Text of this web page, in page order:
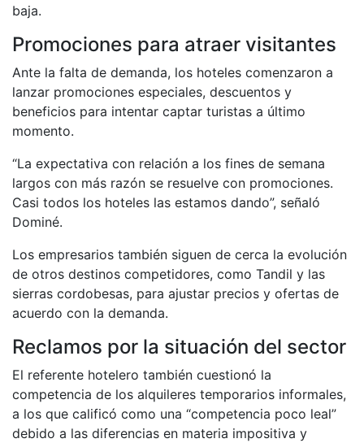
baja.
Promociones para atraer visitantes
Ante la falta de demanda, los hoteles comenzaron a
lanzar promociones especiales, descuentos y
beneficios para intentar captar turistas a último
momento.
“La expectativa con relación a los fines de semana
largos con más razón se resuelve con promociones.
Casi todos los hoteles las estamos dando”, señaló
Dominé.
Los empresarios también siguen de cerca la evolución
de otros destinos competidores, como Tandil y las
sierras cordobesas, para ajustar precios y ofertas de
acuerdo con la demanda.
Reclamos por la situación del sector
El referente hotelero también cuestionó la
competencia de los alquileres temporarios informales,
a los que calificó como una “competencia poco leal”
debido a las diferencias en materia impositiva y